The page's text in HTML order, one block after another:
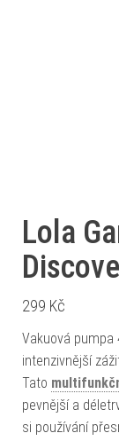
Lola
299 Kč
Vakuová
intenzivnější
Tato
pevnější a
si používání